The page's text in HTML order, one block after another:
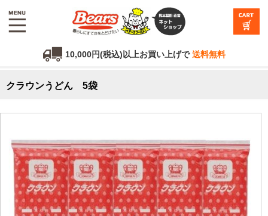
10,000円(税込)以上お買い上げで送料無料
クラウンうどん 5袋